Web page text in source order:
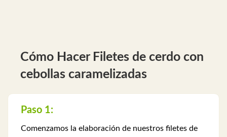
Cómo Hacer Filetes de cerdo con
cebollas caramelizadas
Paso 1:
Comenzamos la elaboración de nuestros filetes de